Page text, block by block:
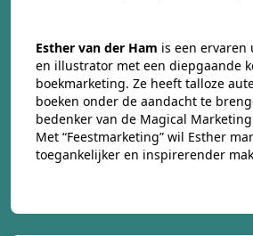
Esther van der Ham is een ervaren
en illustrator met een diepgaande
boekmarketing. Ze heeft talloze
boeken onder de aandacht te
bedenker van de Magical
Met “Feestmarketing” wil Esther
toegankelijker en inspirerender